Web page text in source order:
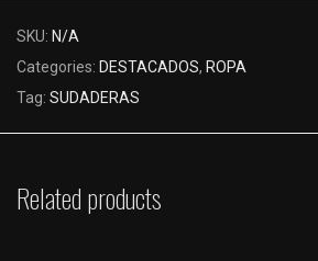
SKU: N/A
Categories: DESTACADOS, ROPA
Tag: SUDADERAS
Related products